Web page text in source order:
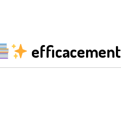
efficacement